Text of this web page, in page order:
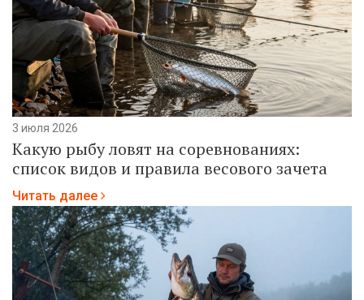
3 июля 2026
Какую рыбу ловят на соревнованиях:
список видов и правила весового зачета
Читать далее